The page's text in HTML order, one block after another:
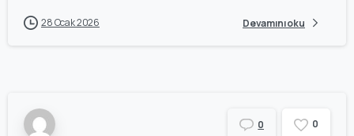
28 Ocak 2026 Devamını oku
0 0